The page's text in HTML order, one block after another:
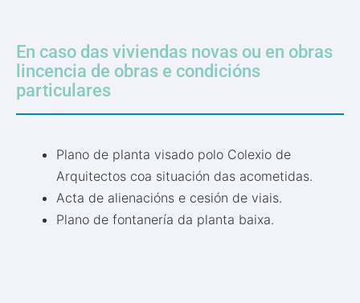
En caso das viviendas novas ou en obras
lincencia de obras e condicións
particulares
Plano de planta visado polo Colexio de
Arquitectos coa situación das acometidas.
Acta de alienacións e cesión de viais.
Plano de fontanería da planta baixa.